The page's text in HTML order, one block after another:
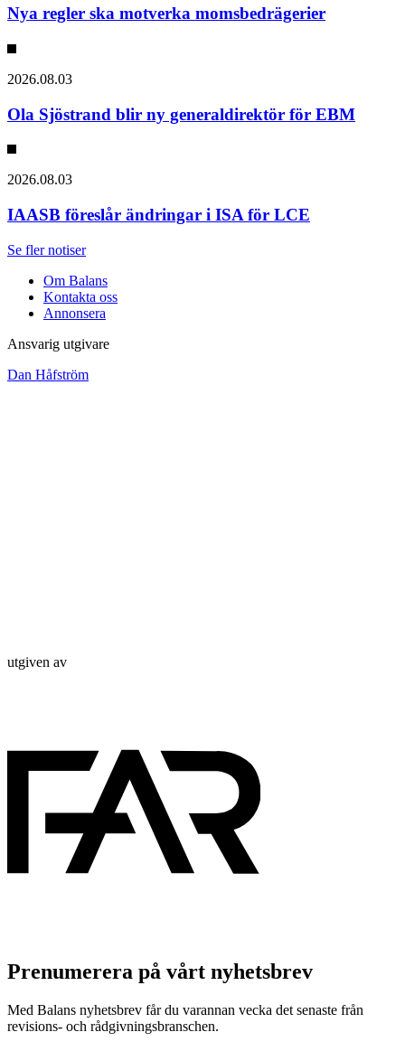
Nya regler ska motverka momsbedrägerier
2026.08.03
Ola Sjöstrand blir ny generaldirektör för EBM
2026.08.03
IAASB föreslår ändringar i ISA för LCE
Se fler notiser
Om Balans
Kontakta oss
Annonsera
Ansvarig utgivare
Dan Håfström
utgiven av
Prenumerera på vårt nyhetsbrev
Med Balans nyhetsbrev får du varannan vecka det senaste från
revisions- och rådgivningsbranschen.